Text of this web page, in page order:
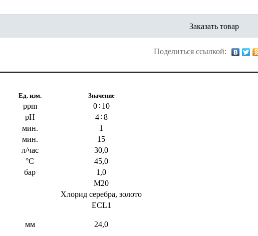
Заказать товар
Поделиться ссылкой:
Ед. изм. Значение
ppm
0÷10
pH
4÷8
мин.
1
мин.
15
л/час
30,0
°C
45,0
бар
1,0
М20
Хлорид серебра, золото
ECL1
мм 24,0